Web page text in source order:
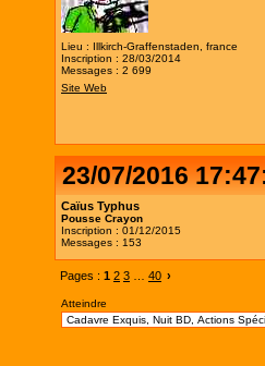
Lieu : Illkirch-Graffenstaden, france
Inscription : 28/03/2014
Messages : 2 699
Site Web
23/07/2016
Caïus Typhus
Pousse Crayon
Inscription : 01/12/2015
Messages : 153
Pages : 1 2 3 … 40 ›
Atteindre